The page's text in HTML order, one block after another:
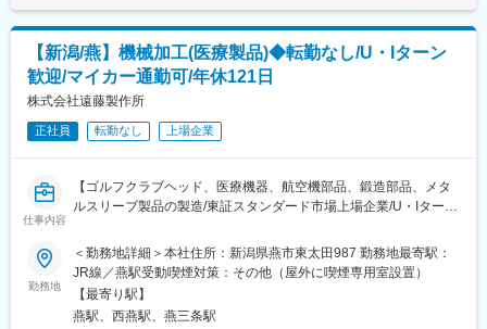
変更の範囲：会社の定める業務
■魅力的な制度：
・通勤に高速道路を使用可：約2割は高速通勤しています。長岡、
新潟から通う方もいます。※条件有
・住宅手当：月額最大4万円※条件有（35歳到達or入社から7年間
のいずれか長い期間）
・その他福利厚生：ゴルフ場利用券や社割制度あり
■当社・当求人の魅力：
当社のゴルフ事業は50年以上の歴史を持ち、国内の有名ゴルフメ
い評価を得ている自負を持っております。
また、当社のクラブは多くのプロ選手にも愛用されており、当社
が手掛けたモデルでプロ選手が好成績を挙げた時は、ゴルフのプ
レー経験が無くとも、大きなやりがいを感じられることができま
定手当を含めた表記です。
【新潟/燕】機械加工(医療製品)◆転勤なし/U・Iターン
歓迎/マイカー通勤可/年休121日
株式会社遠藤製作所
正社員 転勤なし 上場企業
仕事内容
【ゴルフクラブヘッド、医療機器、航空機部品、鍛造部品、メタ
ルスリーブ製品の製造/東証スタンダード市場上場企業/U・Iターン
■業務内容：
人工関節を始めとする医療機器の製造における機械加工（NC旋
盤）を行なっていただきます。
勤務地
＜勤務地詳細＞本社住所：新潟県燕市東太田987 勤務地最寄駅：
JR線／燕駅受動喫煙対策：その他（屋外に喫煙専用室設置）
【最寄り駅】
燕駅、西燕駅、燕三条駅